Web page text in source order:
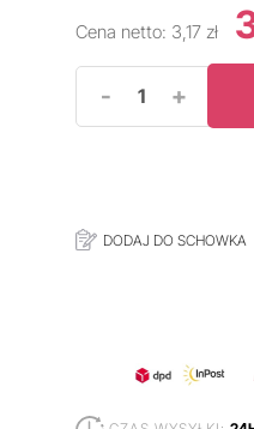
Cena netto: 3,17 zł
- +
DODAJ DO SCHOWKA